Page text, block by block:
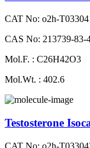
CAT No: o2h-
CAS No: 213739-83-
Mol.F. : C26H42O3
Mol.Wt. : 402.6
Testosterone
CAT No: o2h-